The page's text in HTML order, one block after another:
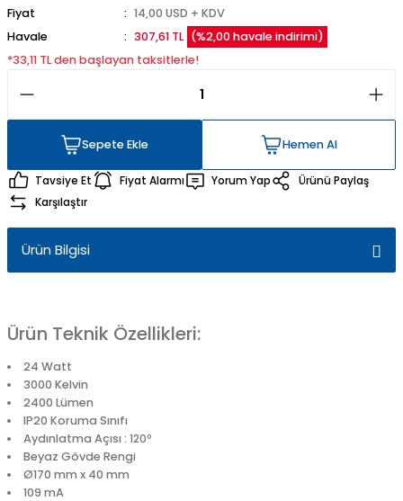
Fiyat
14,00 USD + KDV
Havale
307,61 TL (%2,00 havale indirimi)
*33,11 TL den başlayan taksitlerle!
Sepete Ekle
Hemen Al
Hemen Al
Tavsiye Et Fiyat Alarmı Yorum Yap
Ürünü Paylaş
Karşılaştır
Ürün Bilgisi
Ürün Teknik Özellikleri:
24 Watt
3000 Kelvin
2400 Lümen
IP20 Koruma Sınıfı
Aydınlatma Açısı : 120º
Beyaz Gövde Rengi
Ø170 mm x 40 mm
109 mA